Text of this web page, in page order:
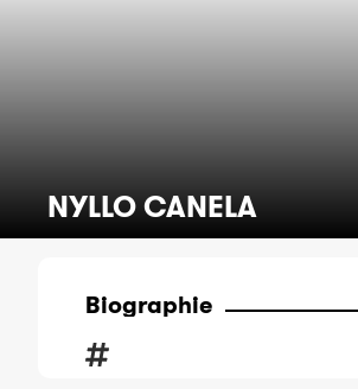
NYLLO CANELA
Biographie